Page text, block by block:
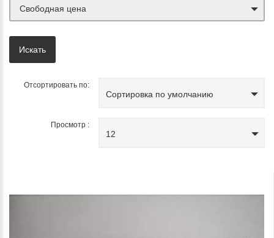
Свободная цена
Отсортировать по:
Сортировка по умолчанию
Просмотр :
12